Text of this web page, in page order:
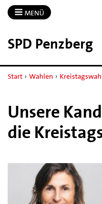
MENÜ
SPD Penzberg
Start › Wahlen ›
Unsere
die